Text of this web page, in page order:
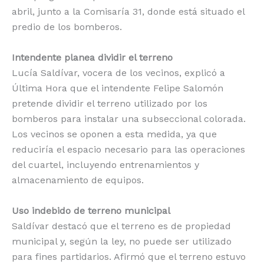
abril, junto a la Comisaría 31, donde está situado el
predio de los bomberos.
Intendente planea dividir el terreno
Lucía Saldívar, vocera de los vecinos, explicó a
Última Hora que el intendente Felipe Salomón
pretende dividir el terreno utilizado por los
bomberos para instalar una subseccional colorada.
Los vecinos se oponen a esta medida, ya que
reduciría el espacio necesario para las operaciones
del cuartel, incluyendo entrenamientos y
almacenamiento de equipos.
Uso indebido de terreno municipal
Saldívar destacó que el terreno es de propiedad
municipal y, según la ley, no puede ser utilizado
para fines partidarios. Afirmó que el terreno estuvo